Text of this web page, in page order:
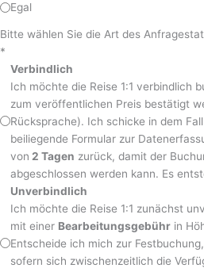
Egal
Bitte wählen Sie die Art des
*
Verbindlich
Ich möchte die Reise 1:1 verbindlich
zum veröffentlichen Preis bestätigt
Rücksprache). Ich schicke in dem
beiliegende Formular zur
von 2 Tagen zurück, damit der
abgeschlossen werden kann. Es
Unverbindlich
Ich möchte die Reise 1:1 zunächst
mit einer Bearbeitungsgebühr in
Entscheide ich mich zur
sofern sich zwischenzeitlich die